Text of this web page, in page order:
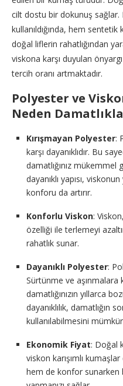
cilt dostu bir dokunuş
kullanıldığında, hem sentetik
doğal liflerin rahatlığından
viskona karşı duyulan
tercih oranı artmaktadır.
Polyester ve
Neden
Kırışmayan Polyester:
karşı dayanıklıdır. Bu
damatlığınız
dayanıklı yapısı,
konforu da artırır.
Konforlu Viskon:
özelliği ile terlemeyi
rahatlık sunar.
Dayanıklı Polyester:
Sürtünme ve aşınmalara
damatlığınızın yıllarca
dayanıklılık, damatlığın
kullanılabilmesini
Ekonomik Fiyat: Doğal
viskon karışımlı
hem de konfor sunarken